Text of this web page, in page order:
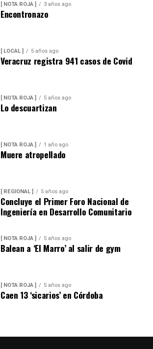
[ NOTA ROJA ] 3 años ago
Encontronazo
[ LOCAL ] 5 años ago
Veracruz registra 941 casos de Covid
[ NOTA ROJA ] 5 años ago
Lo descuartizan
[ NOTA ROJA ] 1 año ago
Muere atropellado
[ REGIONAL ] 5 años ago
Concluye el Primer Foro Nacional de
Ingeniería en Desarrollo Comunitario
[ NOTA ROJA ] 5 años ago
Balean a ‘El Marro’ al salir de gym
[ NOTA ROJA ] 5 años ago
Caen 13 ‘sicarios’ en Córdoba